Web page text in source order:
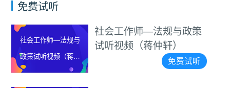
免费试听
社会工作师—法规与
政策试听视频（蒋仲
轩）
社会工作师—法规与政策
试听视频（蒋仲轩）
免费试听